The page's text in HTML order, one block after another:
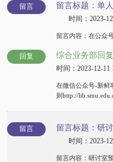
留言 留言标题：单
时间：2023-
留言内容：在公众
回复 综合业务部回复
时间：2023-12-11
在微信公众号-新鲜
则http://
留言 留言标题：研
时间：2023-
留言内容：研讨室